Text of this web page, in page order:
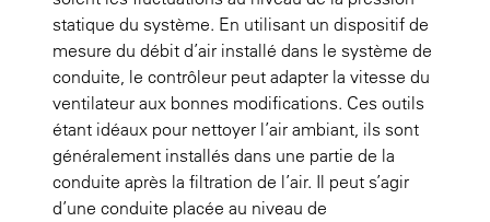
statique du système. En utilisant un dispositif de
mesure du débit d’air installé dans le système de
conduite, le contrôleur peut adapter la vitesse du
ventilateur aux bonnes modifications. Ces outils
étant idéaux pour nettoyer l’air ambiant, ils sont
généralement installés dans une partie de la
conduite après la filtration de l’air. Il peut s’agir
d’une conduite placée au niveau de